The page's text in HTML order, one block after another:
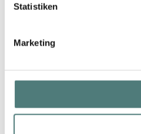
Statistiken
Marketing
Lidschatten Mattfarben
5,95 €